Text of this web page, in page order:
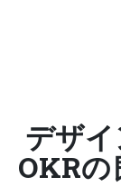
デザ
OKRの